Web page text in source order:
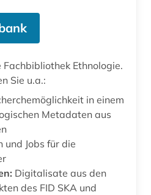
Fachbibliothek Ethnologie.
Sie u.a.:
in einem
Metadaten aus
und Jobs für die
Digitalisate aus den
des FID SKA und